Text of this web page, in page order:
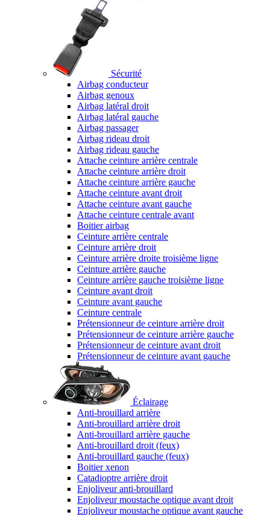
Sécurité
Airbag conducteur
Airbag genoux
Airbag latéral droit
Airbag latéral gauche
Airbag passager
Airbag rideau droit
Airbag rideau gauche
Attache ceinture arrière centrale
Attache ceinture arrière droit
Attache ceinture arrière gauche
Attache ceinture avant droit
Attache ceinture avant gauche
Attache ceinture centrale avant
Boitier airbag
Ceinture arrière centrale
Ceinture arrière droit
Ceinture arrière droite troisième ligne
Ceinture arrière gauche
Ceinture arrière gauche troisième ligne
Ceinture avant droit
Ceinture avant gauche
Ceinture centrale
Prétensionneur de ceinture arrière droit
Prétensionneur de ceinture arrière gauche
Prétensionneur de ceinture avant droit
Prétensionneur de ceinture avant gauche
Éclairage
Anti-brouillard arrière
Anti-brouillard arrière droit
Anti-brouillard arrière gauche
Anti-brouillard droit (feux)
Anti-brouillard gauche (feux)
Boitier xenon
Catadioptre arrière droit
Enjoliveur anti-brouillard
Enjoliveur moustache optique avant droit
Enjoliveur moustache optique avant gauche